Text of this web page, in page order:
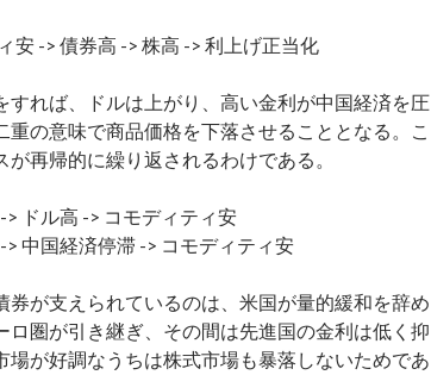
安 -> 債券高 -> 株高 -> 利上げ正当化
すれば、ドルは上がり、高い金利が中国経済を圧
重の意味で商品価格を下落させることとなる。こ
が再帰的に繰り返されるわけである。
> ドル高 -> コモディティ安
> 中国経済停滞 -> コモディティ安
券が支えられているのは、米国が量的緩和を辞め
ロ圏が引き継ぎ、その間は先進国の金利は低く抑
場が好調なうちは株式市場も暴落しないためであ